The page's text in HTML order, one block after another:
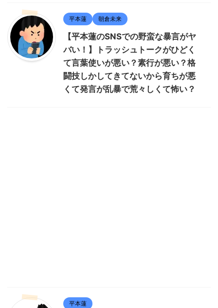
平本蓮 朝倉未来
【平本蓮のSNSでの野蛮な暴言がヤ
バい！】トラッシュトークがひどく
て言葉使いが悪い？素行が悪い？格
闘技しかしてきてないから育ちが悪
くて発言が乱暴で荒々しくて怖い？
平本蓮